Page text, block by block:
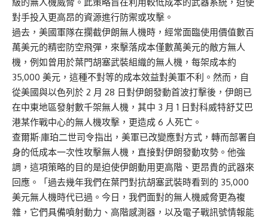
對手投入更高昂的資源進行防禦或攻擊。
過去，美國軍隊在攔截伊朗無人機時，經常面臨使用價值數百
萬美元的精密防空飛彈，來擊落成本僅數萬美元的敵方無人
機，例如曾用於葉門胡塞武裝組織的無人機，每架成本約
35,000 美元，這種不對等的成本效益對美軍不利。然而，自
從美國與以色列於 2 月 28 日對伊朗發動首波打擊後，伊朗已
在中東地區發射數千架無人機，其中 3 月 1 日對科威特舒艾巴
港某作戰中心的無人機攻擊，更造成 6 人死亡。
查爾斯·庫珀二世司令指出，美軍已改變應對方式，轉而部署自
身的低成本一次性攻擊無人機，直接對伊朗發動攻勢。他強
調，這項策略的目的是迫使伊朗動用更高階、更昂貴的武器來
回應。「過去幾年我們在葉門對抗胡塞武裝時看到的 35,000
美元無人機時代已過。今日，我們面對的無人機威脅更為複
雜，它們具備噴射動力、高階感測器，以及電子戰訊號情報能